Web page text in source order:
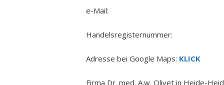
e-Mail:
Handelsregisternummer:
Adresse bei Google Maps: KLICK
Firma Dr. med. A.w. Olivet in Heide-